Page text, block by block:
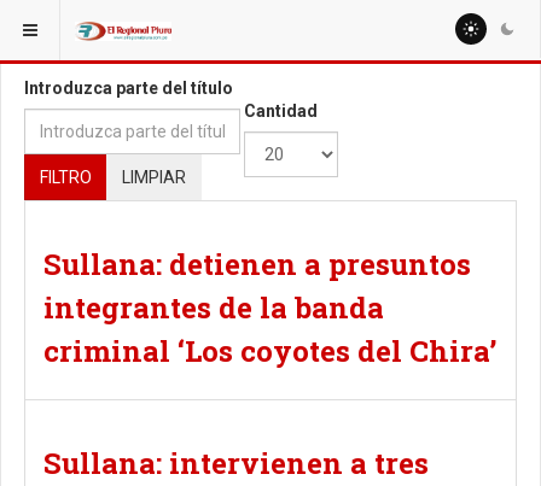
ESTÁ AQUÍ: TAGS
Introduzca parte del título
FILTRO LIMPIAR
Cantidad
Sullana: detienen a presuntos
integrantes de la banda
criminal ‘Los coyotes del Chira’
Sullana: intervienen a tres